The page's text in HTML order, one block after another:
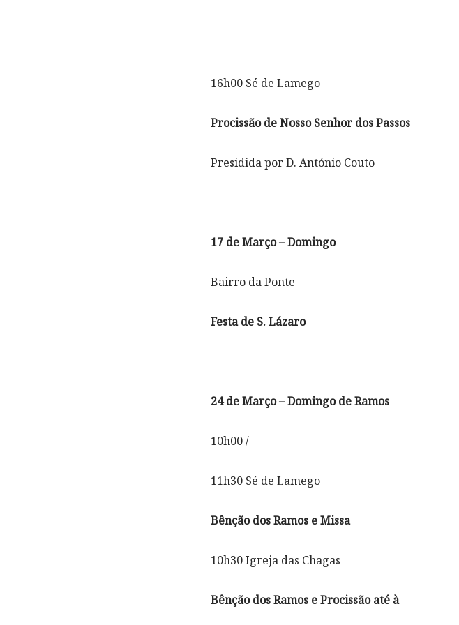
16h00 Sé de Lamego
Procissão de Nosso Senhor dos Passos
Presidida por D. António Couto
17 de Março – Domingo
Bairro da Ponte
Festa de S. Lázaro
24 de Março – Domingo de Ramos
10h00 /
11h30 Sé de Lamego
Bênção dos Ramos e Missa
10h30 Igreja das Chagas
Bênção dos Ramos e Procissão até à